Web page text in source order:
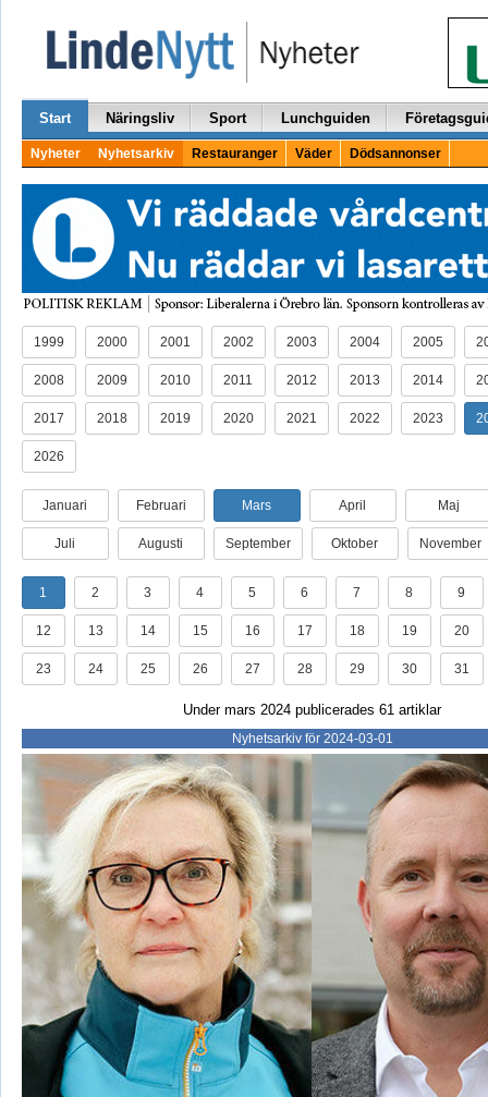
Start Näringsliv Sport Lunchguiden
Nyheter Nyhetsarkiv Restauranger Väder Dödsannonser
1999 2000 2001 2002 2003 2004 2005
2008 2009 2010 2011 2012 2013 2014
2017 2018 2019 2020 2021 2022 2023
2026
Januari Februari Mars April Maj
Juli Augusti September Oktober November
1 2 3 4 5 6 7 8 9
12 13 14 15 16 17 18 19 20
23 24 25 26 27 28 29 30 31
Under mars 2024 publicerades 61 artiklar
Nyhetsarkiv för 2024-03-01